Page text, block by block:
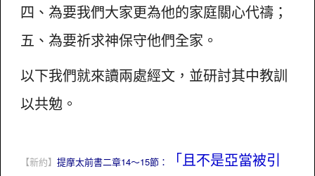
四、為要我們大家更為他的家庭關心代禱；
五、為要祈求神保守他們全家。
以下我們就來讀兩處經文，並研討其中教訓
以共勉。
【新約】提摩太前書二章14～15節：
「且不是亞當被引